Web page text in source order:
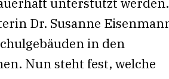
Dr. Susanne
in den
Nun steht fest, welche